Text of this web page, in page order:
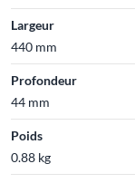
Largeur
440 mm
Profondeur
44 mm
Poids
0.88 kg